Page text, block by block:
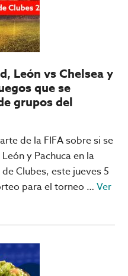
León vs Chelsea y
que se
grupos del
de la FIFA sobre si se
y Pachuca en la
Clubes, este jueves 5
para el torneo …Ver